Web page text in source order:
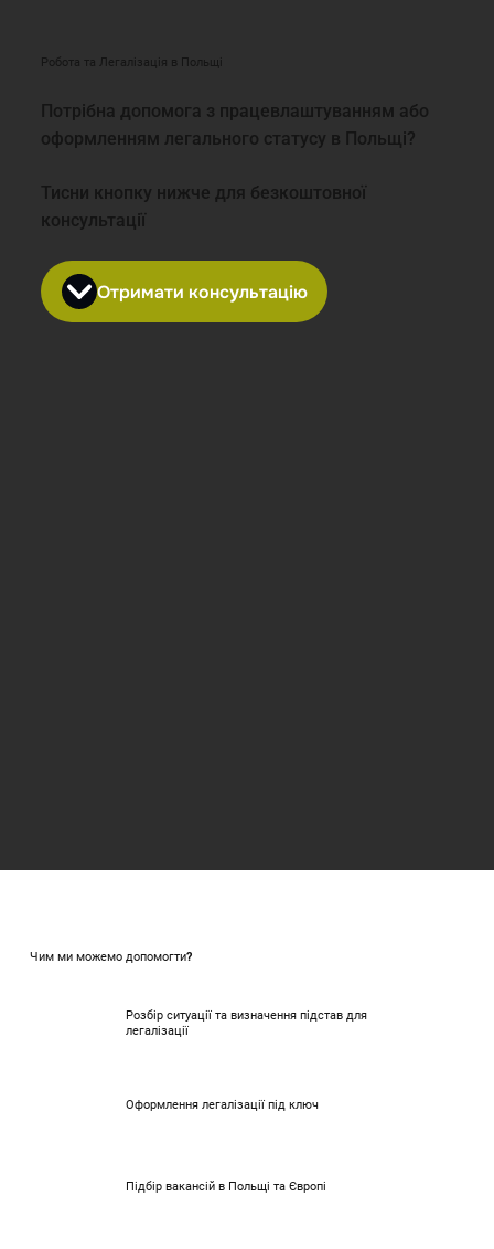
Робота та Легалізація в Польщі
Потрібна допомога з працевлаштуванням або
оформленням легального статусу в Польщі?
Тисни кнопку нижче для безкоштовної
консультації
Отримати консультацію
Чим ми можемо допомогти?
Розбір ситуації та визначення підстав для
легалізації
Оформлення легалізації під ключ
Підбір вакансій в Польщі та Європі